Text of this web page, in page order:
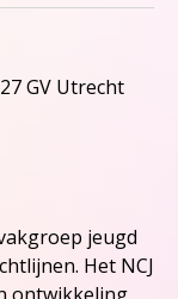
GV Utrecht
jeugd
Het NCJ